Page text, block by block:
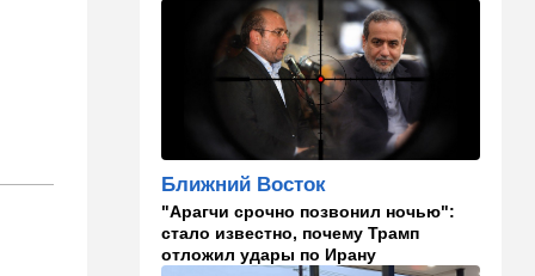
Ближний Восток
Человек-невидимка: в
высших эшелонах власти
Ирана поползли тревожные
16:20 Общество
Помогите найти: пропала
Мария из Димоны
15:45 Ближний Восток
Ближний Восток
"Арагчи срочно позвонил ночью":
стало известно, почему Трамп
отложил удары по Ирану